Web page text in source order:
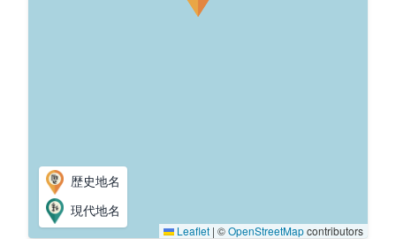
歴史地名
現代地名
Leaflet | ©OpenStreetMapcontributors